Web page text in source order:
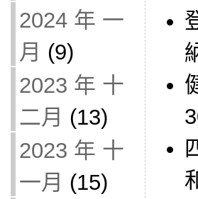
2024 年 一
月 (9)
2023 年 十
二月 (13)
2023 年 十
一月 (15)